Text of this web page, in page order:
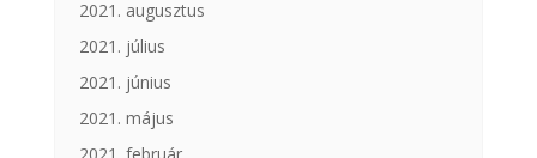
2021. augusztus
2021. július
2021. június
2021. május
2021. február